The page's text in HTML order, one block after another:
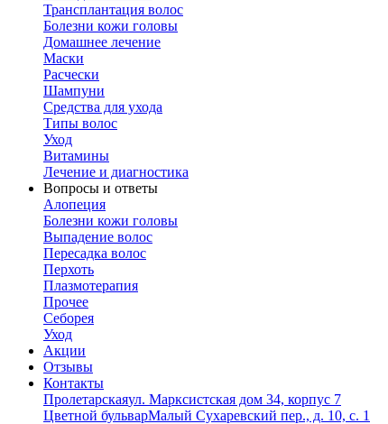
Трансплантация волос
Болезни кожи головы
Домашнее лечение
Маски
Расчески
Шампуни
Средства для ухода
Типы волос
Уход
Витамины
Лечение и диагностика
Вопросы и ответы
Алопеция
Болезни кожи головы
Выпадение волос
Пересадка волос
Перхоть
Плазмотерапия
Прочее
Себорея
Уход
Акции
Отзывы
Контакты
Пролетарскаяул. Марксистская дом 34, корпус 7
Цветной бульварМалый Сухаревский пер., д. 10, с. 1